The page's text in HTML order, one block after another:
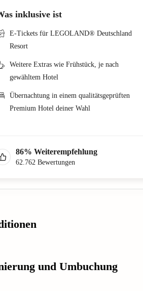
inklusive ist
E-Tickets für LEGOLAND® Deutschland
Resort
Weitere Extras wie Frühstück, je nach
gewähltem Hotel
Übernachtung in einem qualitätsgeprüften
Premium Hotel deiner Wahl
86% Weiterempfehlung
62.762 Bewertungen
und Umbuchung